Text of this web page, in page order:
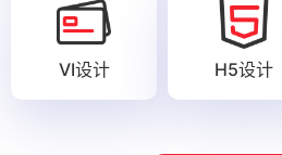
VI设计 H5设计